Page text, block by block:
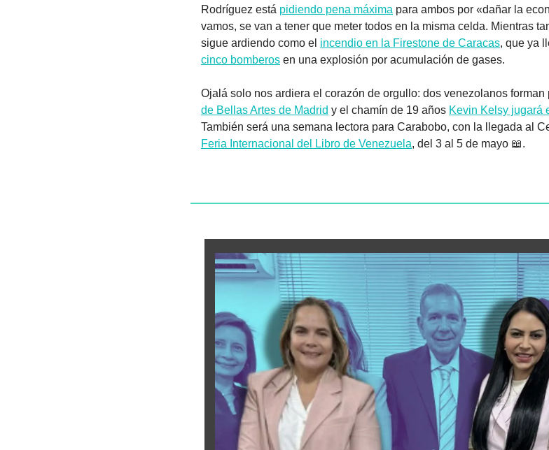
Rodríguez está pidiendo pena máxima para ambos por «dañar la
vamos, se van a tener que meter todos en la misma celda. Mientras
sigue ardiendo como el incendio en la Firestone de Caracas, que ya
cinco bomberos en una explosión por acumulación de gases.
Ojalá solo nos ardiera el corazón de orgullo: dos venezolanos forman
de Bellas Artes de Madrid y el chamín de 19 años Kevin Kelsy jugará
También será una semana lectora para Carabobo, con la llegada al
Feria Internacional del Libro de Venezuela, del 3 al 5 de mayo 📖.